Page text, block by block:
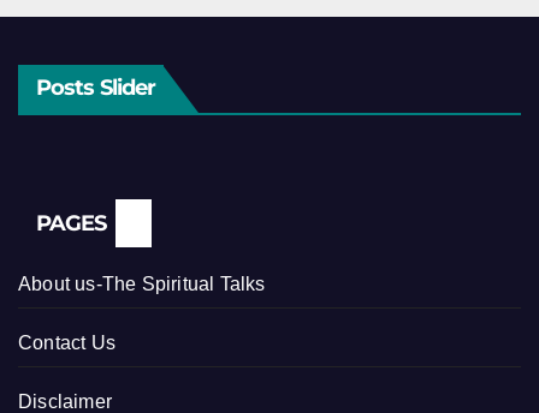
Posts Slider
PAGES
About us-The Spiritual Talks
Contact Us
Disclaimer